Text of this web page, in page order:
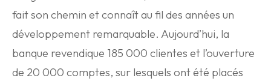
fait son chemin et connaît au fil des années un
développement remarquable. Aujourd’hui, la
banque revendique 185 000 clientes et l’ouverture
de 20 000 comptes, sur lesquels ont été placés